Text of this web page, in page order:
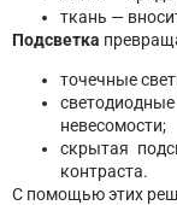
ткань —
Подсветка
точечные
невесомости;
скрытая
контраста.
С помощью этих